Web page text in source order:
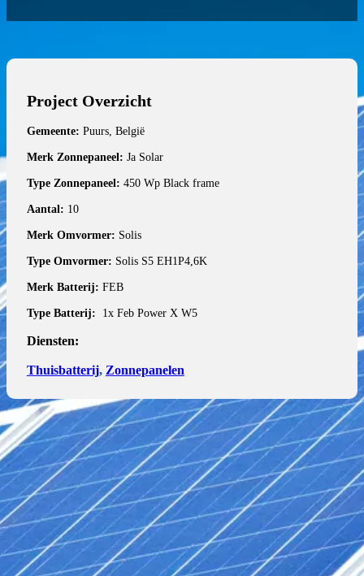
Project Overzicht
Gemeente: Puurs, België
Merk Zonnepaneel: Ja Solar
Type Zonnepaneel: 450 Wp Black frame
Aantal: 10
Merk Omvormer: Solis
Type Omvormer: Solis S5 EH1P4,6K
Merk Batterij: FEB
Type Batterij: 1x Feb Power X W5
Diensten:
Thuisbatterij, Zonnepanelen